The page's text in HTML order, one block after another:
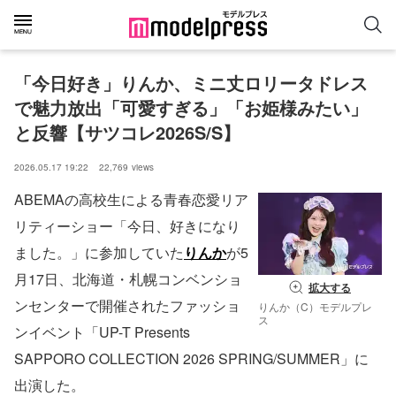
「今日好き」りんか、ミニ丈ロリータドレス
で魅力放出「可愛すぎる」「お姫様みたい」
と反響【サツコレ2026S/S】
2026.05.17 19:22 22,769 views
拡大する
りんか（C）モデルプレ
ス
ABEMAの高校生による青春恋愛リア
リティーショー「今日、好きになり
ました。」に参加していた りんかが5
月17日、北海道・札幌コンベンショ
ンセンターで開催されたファッショ
ンイベント「UP-T Presents
SAPPORO COLLECTION 2026 SPRING/SUMMER」に
出演した。